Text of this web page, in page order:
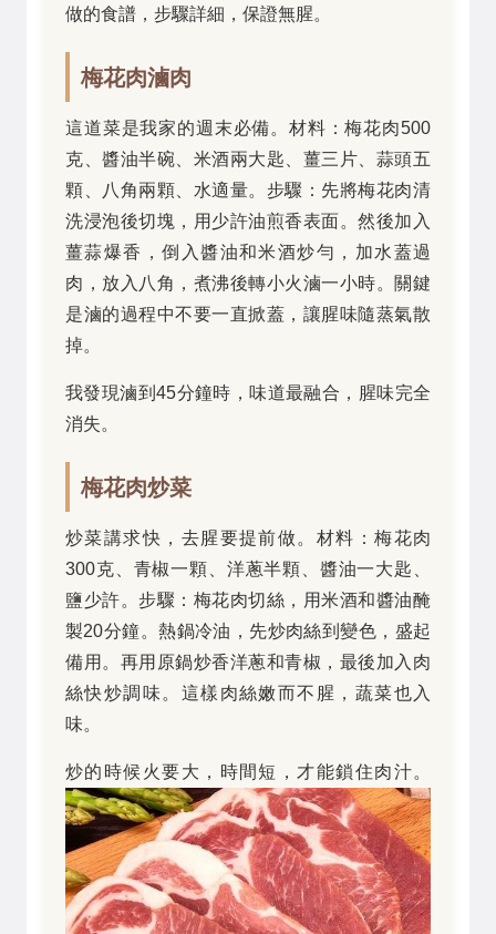
做的食譜，步驟詳細，保證無腥。
梅花肉滷肉
這道菜是我家的週末必備。材料：梅花肉500
克、醬油半碗、米酒兩大匙、薑三片、蒜頭五
顆、八角兩顆、水適量。步驟：先將梅花肉清
洗浸泡後切塊，用少許油煎香表面。然後加入
薑蒜爆香，倒入醬油和米酒炒勻，加水蓋過
肉，放入八角，煮沸後轉小火滷一小時。關鍵
是滷的過程中不要一直掀蓋，讓腥味隨蒸氣散
掉。
我發現滷到45分鐘時，味道最融合，腥味完全
消失。
梅花肉炒菜
炒菜講求快，去腥要提前做。材料：梅花肉
300克、青椒一顆、洋蔥半顆、醬油一大匙、
鹽少許。步驟：梅花肉切絲，用米酒和醬油醃
製20分鐘。熱鍋冷油，先炒肉絲到變色，盛起
備用。再用原鍋炒香洋蔥和青椒，最後加入肉
絲快炒調味。這樣肉絲嫩而不腥，蔬菜也入
味。
炒的時候火要大，時間短，才能鎖住肉汁。